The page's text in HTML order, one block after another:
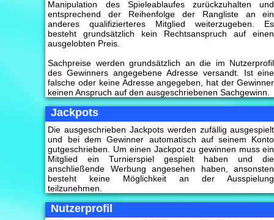
Manipulation des Spieleablaufes zurückzuhalten und
entsprechend der Reihenfolge der Rangliste an ein
anderes qualifizierteres Mitglied weiterzugeben. Es
besteht grundsätzlich kein Rechtsanspruch auf einen
ausgelobten Preis.
Sachpreise werden grundsätzlich an die im Nutzerprofil
des Gewinners angegebene Adresse versandt. Ist eine
falsche oder keine Adresse angegeben, hat der Gewinner
keinen Anspruch auf den ausgeschriebenen Sachgewinn.
Jackpots
Die ausgeschrieben Jackpots werden zufällig ausgespielt
und bei dem Gewinner automatisch auf seinem Konto
gutgeschrieben. Um einen Jackpot zu gewinnen muss ein
Mitglied ein Turnierspiel gespielt haben und die
anschließende Werbung angesehen haben, ansonsten
besteht keine Möglichkeit an der Ausspielung
teilzunehmen.
Nutzerprofil